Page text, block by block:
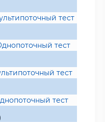
тест
тест
тест
тест